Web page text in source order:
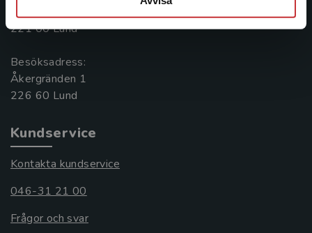
Box 141
221 00 Lund
Besöksadress:
Åkergränden 1
Kundservice
Kontakta kundservice
046-31 21 00
Frågor och svar